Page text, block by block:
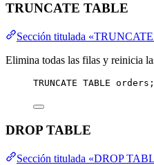
TRUNCATE TABLE
Sección titulada
Elimina todas las filas y reinicia
TRUNCATE TABLE orders;
DROP TABLE
Sección titulada «DROP